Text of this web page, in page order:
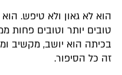
הוא לא גאון ולא טיפש.
טובים יותר וטובים פחות
בכיתה הוא יושב, מקשיב
זה כל הסיפור.​